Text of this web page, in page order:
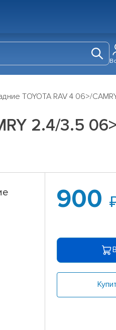
TOYOTA RAV 4 06>/
2.4/3.5 06>
900